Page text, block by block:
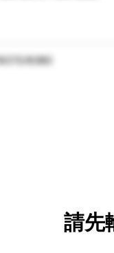
8380
請先